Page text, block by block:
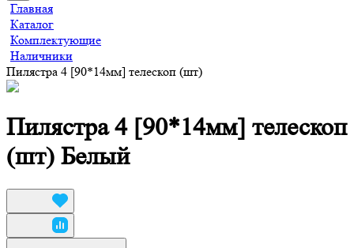
Главная
Каталог
Комплектующие
Наличники
Пилястра 4 [90*14мм] телескоп (шт)
Пилястра 4 [90*14мм] телескоп
(шт) Белый